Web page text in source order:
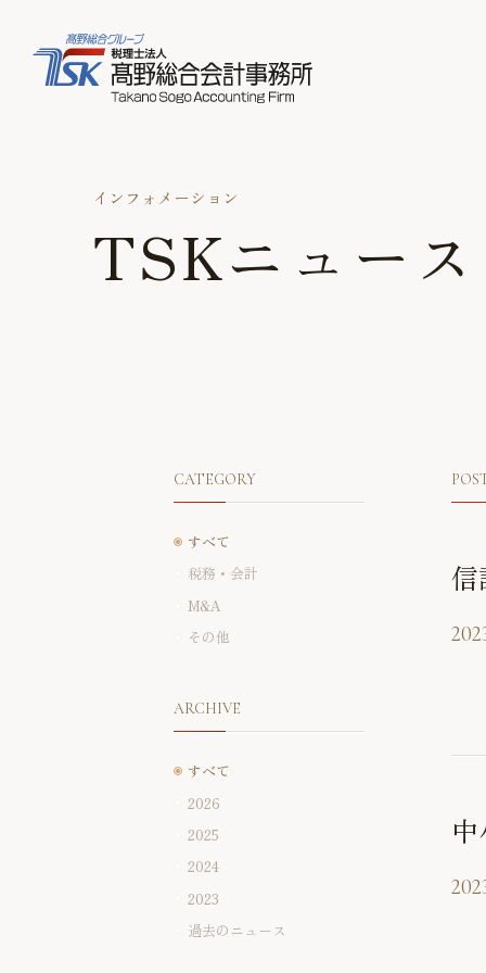
インフォメーション
TSKニュース
CATEGORY
すべて
税務・会計
M&A
その他
ARCHIVE
すべて
2026
2025
2024
2023
過去のニュース
信